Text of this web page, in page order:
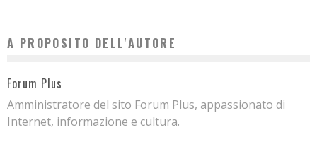
A PROPOSITO DELL'AUTORE
Forum Plus
Amministratore del sito Forum Plus, appassionato di
Internet, informazione e cultura.